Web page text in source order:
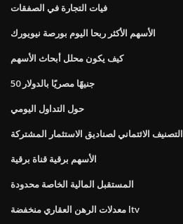
فيات التجارة في الصفقات
الأسهم الأكثر ربحا اليوم بورصة نيويورك
كيف يكون محلل أبحاث الأسهم
50 جنيهًا مصريًا بالدولار
حول التداول اليومي
التصنيف الائتماني لصناديق الاستثمار المشتركة
الأسهم برقية قناة برقية
المستقبل المالية الخاصة محدودة
معدلات الرهن العقاري منخفضة ltv